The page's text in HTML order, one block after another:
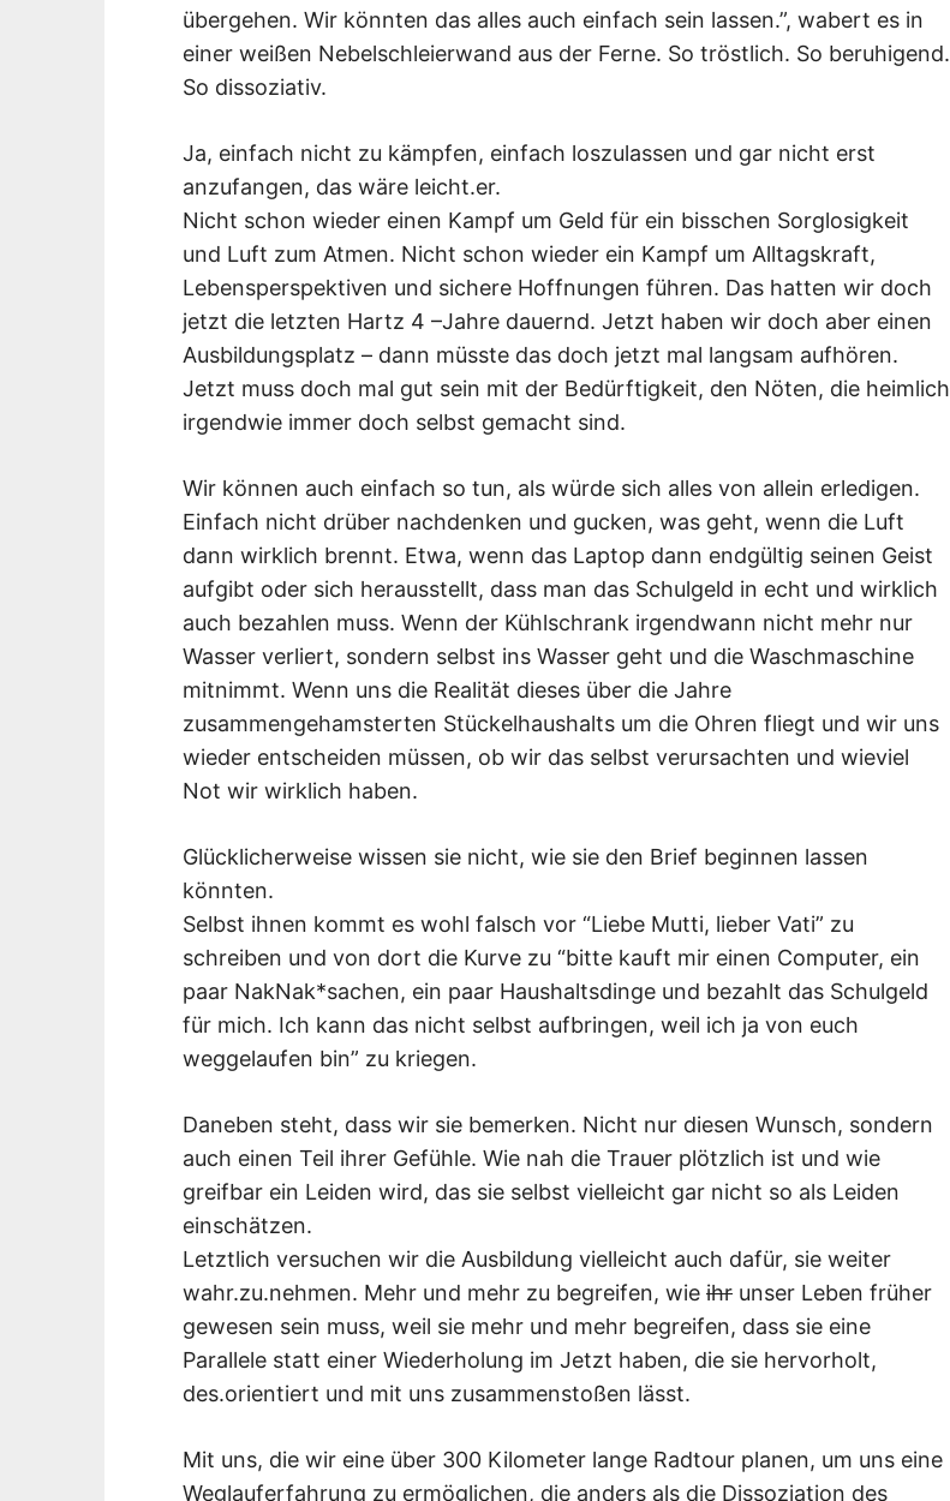
übergehen. Wir könnten das alles auch einfach sein lassen.”, wabert es in
einer weißen Nebelschleierwand aus der Ferne. So tröstlich. So beruhigend.
So dissoziativ.
Ja, einfach nicht zu kämpfen, einfach loszulassen und gar nicht erst
anzufangen, das wäre leicht.er.
Nicht schon wieder einen Kampf um Geld für ein bisschen Sorglosigkeit
und Luft zum Atmen. Nicht schon wieder ein Kampf um Alltagskraft,
Lebensperspektiven und sichere Hoffnungen führen. Das hatten wir doch
jetzt die letzten Hartz 4 –Jahre dauernd. Jetzt haben wir doch aber einen
Ausbildungsplatz – dann müsste das doch jetzt mal langsam aufhören.
Jetzt muss doch mal gut sein mit der Bedürftigkeit, den Nöten, die heimlich
irgendwie immer doch selbst gemacht sind.
Wir können auch einfach so tun, als würde sich alles von allein erledigen.
Einfach nicht drüber nachdenken und gucken, was geht, wenn die Luft
dann wirklich brennt. Etwa, wenn das Laptop dann endgültig seinen Geist
aufgibt oder sich herausstellt, dass man das Schulgeld in echt und wirklich
auch bezahlen muss. Wenn der Kühlschrank irgendwann nicht mehr nur
Wasser verliert, sondern selbst ins Wasser geht und die Waschmaschine
mitnimmt. Wenn uns die Realität dieses über die Jahre
zusammengehamsterten Stückelhaushalts um die Ohren fliegt und wir uns
wieder entscheiden müssen, ob wir das selbst verursachten und wieviel
Not wir wirklich haben.
Glücklicherweise wissen sie nicht, wie sie den Brief beginnen lassen
könnten.
Selbst ihnen kommt es wohl falsch vor “Liebe Mutti, lieber Vati” zu
schreiben und von dort die Kurve zu “bitte kauft mir einen Computer, ein
paar NakNak*sachen, ein paar Haushaltsdinge und bezahlt das Schulgeld
für mich. Ich kann das nicht selbst aufbringen, weil ich ja von euch
weggelaufen bin” zu kriegen.
Daneben steht, dass wir sie bemerken. Nicht nur diesen Wunsch, sondern
auch einen Teil ihrer Gefühle. Wie nah die Trauer plötzlich ist und wie
greifbar ein Leiden wird, das sie selbst vielleicht gar nicht so als Leiden
einschätzen.
Letztlich versuchen wir die Ausbildung vielleicht auch dafür, sie weiter
wahr.zu.nehmen. Mehr und mehr zu begreifen, wie ihr unser Leben früher
gewesen sein muss, weil sie mehr und mehr begreifen, dass sie eine
Parallele statt einer Wiederholung im Jetzt haben, die sie hervorholt,
des.orientiert und mit uns zusammenstoßen lässt.
Mit uns, die wir eine über 300 Kilometer lange Radtour planen, um uns eine
Weglauferfahrung zu ermöglichen, die anders als die Dissoziation des